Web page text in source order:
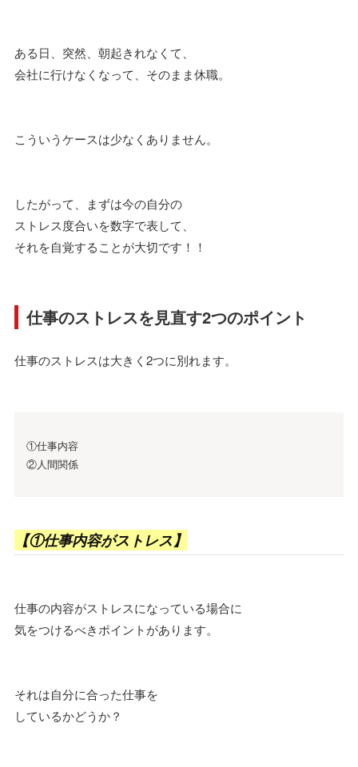
ある日、突然、朝起きれなくて、
会社に行けなくなって、そのまま休職。
こういうケースは少なくありません。
したがって、まずは今の自分の
ストレス度合いを数字で表して、
それを自覚することが大切です！！
仕事のストレスを見直す2つのポイント
仕事のストレスは大きく2つに別れます。
①仕事内容
②人間関係
【①仕事内容がストレス】
仕事の内容がストレスになっている場合に
気をつけるべきポイントがあります。
それは自分に合った仕事を
しているかどうか？